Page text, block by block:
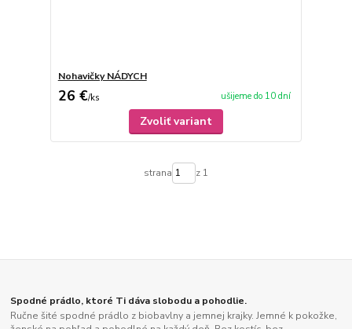
Nohavičky NÁDYCH
26 €/ks ušijeme do 10 dní
Zvoliť variant
strana z 1
Spodné prádlo, ktoré Ti dáva slobodu a pohodlie.
Ručne šité spodné prádlo z biobavlny a jemnej krajky. Jemné k pokožke,